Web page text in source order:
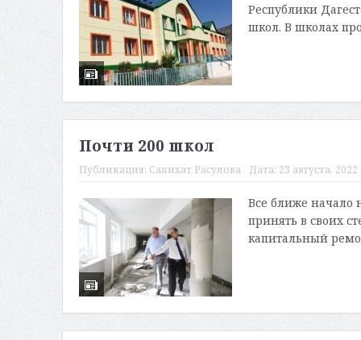
Республики
школ. В школах
Почти 200 школ
Публикация: Салихат Расулова Дата: 23 августа, 2022
Все ближе начало
принять в своих
капитальный